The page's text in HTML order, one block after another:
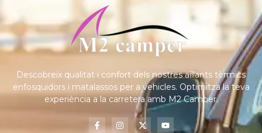
Descobreix qualitat i confort dels nostres aïllants tèrmics
enfosquidors i matalassos per a vehicles. Optimitza la teva
experiència a la carretera amb M2 Camper.